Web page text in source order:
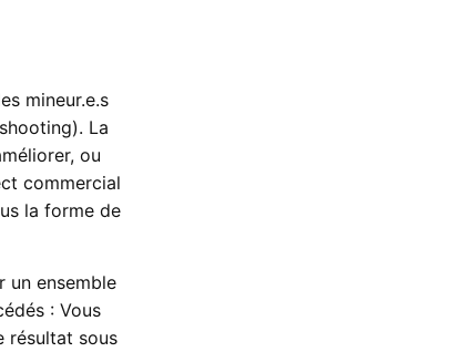
mineur.e.s
La
ou
commercial
la forme de
un ensemble
: Vous
résultat sous